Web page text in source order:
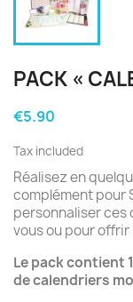
PACK «
€5.90
Tax included
Réalisez en
complément pour
personnaliser ces
vous ou pour offrir
Le pack contient
de calendriers